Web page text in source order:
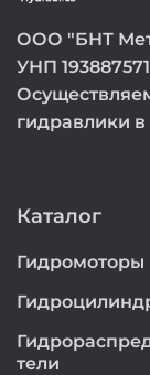
ООО "БНТ
УНП 193887571
гидравлики
Каталог
Гидромоторы
тели